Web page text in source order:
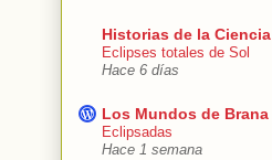
Historias de la Ciencia
Eclipses totales de Sol
Hace 6 días
Los Mundos de Brana
Eclipsadas
Hace 1 semana